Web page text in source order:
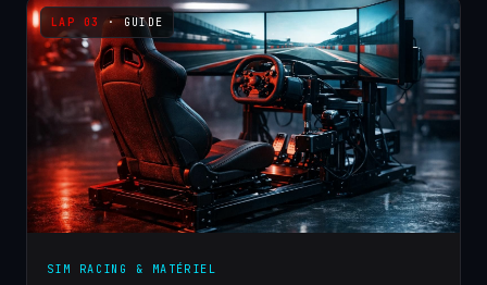
· GUIDE
SIM RACING & MATÉRIEL